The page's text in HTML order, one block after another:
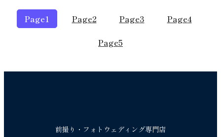
Page1 Page2 Page3 Page4
Page5
前撮り・フォトウェディング専門店